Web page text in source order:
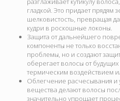
гладкой. Это придает прядям
шелковистость, превращая
кудри в роскошные локоны.
Защита от дальнейшего
компоненты не только
проблемы, но и создают
оберегает волосы от
термическим воздействием
Облегчение расчесывания и
вещества делают волосы
значительно упрощает